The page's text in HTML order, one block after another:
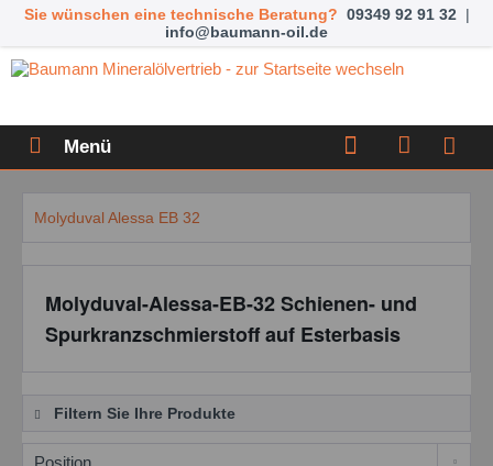
Sie wünschen eine technische Beratung? 09349 92 91 32 |
info@baumann-oil.de
Menü
Molyduval Alessa EB 32
Molyduval-Alessa-EB-32 Schienen- und
Spurkranzschmierstoff auf Esterbasis
Filtern Sie Ihre Produkte